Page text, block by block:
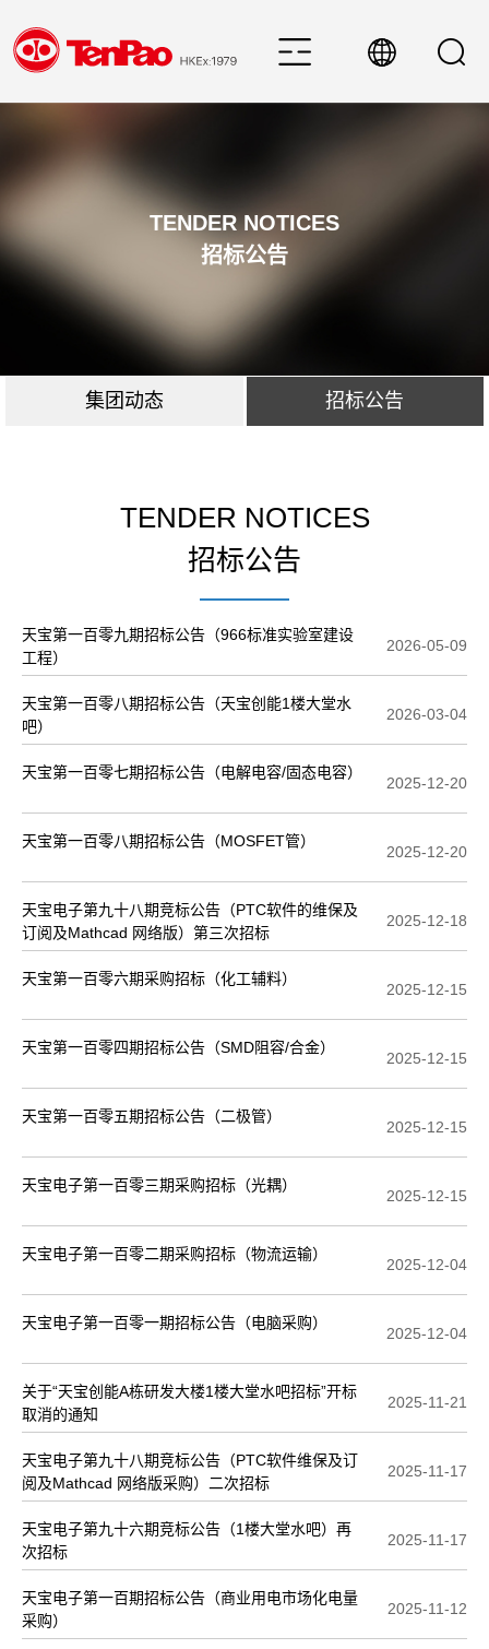
TENDER NOTICES
招标公告
集团动态 招标公告
TENDER NOTICES
招标公告
2026-05-09
天宝第一百零九期招标公告（966标准实验室建设
工程）
2026-03-04
天宝第一百零八期招标公告（天宝创能1楼大堂水
吧）
2025-12-20
天宝第一百零七期招标公告（电解电容/固态电容）
2025-12-20
天宝第一百零八期招标公告（MOSFET管）
2025-12-18
天宝电子第九十八期竞标公告（PTC软件的维保及
订阅及Mathcad 网络版）第三次招标
2025-12-15
天宝第一百零六期采购招标（化工辅料）
2025-12-15
天宝第一百零四期招标公告（SMD阻容/合金）
2025-12-15
天宝第一百零五期招标公告（二极管）
2025-12-15
天宝电子第一百零三期采购招标（光耦）
2025-12-04
天宝电子第一百零二期采购招标（物流运输）
2025-12-04
天宝电子第一百零一期招标公告（电脑采购）
2025-11-21
关于“天宝创能A栋研发大楼1楼大堂水吧招标”开标
取消的通知
2025-11-17
天宝电子第九十八期竞标公告（PTC软件维保及订
阅及Mathcad 网络版采购）二次招标
2025-11-17
天宝电子第九十六期竞标公告（1楼大堂水吧）再
次招标
2025-11-12
天宝电子第一百期招标公告（商业用电市场化电量
采购）